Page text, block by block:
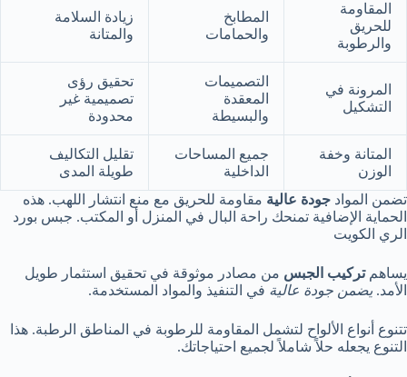
المقاومة
للحريق
والرطوبة
المطابخ
والحمامات
زيادة السلامة
والمتانة
المرونة في
التشكيل
التصميمات
المعقدة
والبسيطة
تحقيق رؤى
تصميمية غير
محدودة
المتانة وخفة
الوزن
جميع المساحات
الداخلية
تقليل التكاليف
طويلة المدى
تضمن المواد جودة عالية مقاومة للحريق مع منع انتشار اللهب. هذه
الحماية الإضافية تمنحك راحة البال في المنزل أو المكتب. جبس بورد
الري الكويت
يساهمتركيب الجبس من مصادر موثوقة في تحقيق استثمار طويل
الأمد. يضمن جودة عالية في التنفيذ والمواد المستخدمة.
تتنوع أنواع الألواح لتشمل المقاومة للرطوبة في المناطق الرطبة. هذا
التنوع يجعله حلاً شاملاً لجميع احتياجاتك.